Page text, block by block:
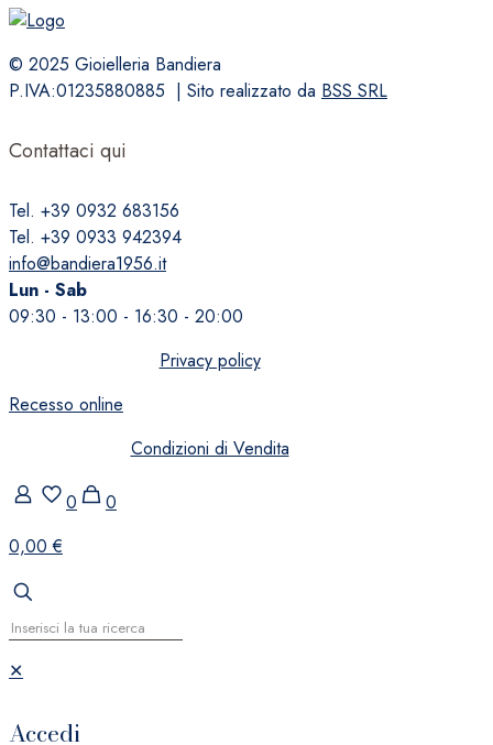
© 2025 Gioielleria Bandiera
P.IVA:01235880885 | Sito realizzato da BSS SRL
Contattaci qui
Tel. +39 0932 683156
Tel. +39 0933 942394
info@bandiera1956.it
Lun - Sab
09:30 - 13:00 - 16:30 - 20:00
Privacy policy
Recesso online
Condizioni di Vendita
0
0
0,00 €
✕
Accedi